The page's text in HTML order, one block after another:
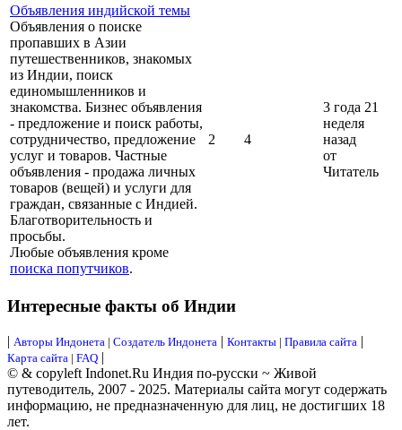
Объявления индийской темы
Объявления о поиске
пропавших в Азии
путешественников, знакомых
из Индии, поиск
единомышленников и
знакомства. Бизнес объявления
- предложение и поиск работы,
сотрудничество, предложение
услуг и товаров. Частные
объявления - продажа личных
товаров (вещей) и услуги для
граждан, связанные с Индией.
Благотворительность и
просьбы.
Любые объявления кроме
поиска попутчиков.
2 4
3 года 21
неделя
назад
от
Читатель
Интересные факты об Индии
| Авторы Индонета | Создатель Индонета | Контакты | Правила сайта |
Карта сайта | FAQ |
© & copyleft Indonet.Ru Индия по-русски ~ Живой
путеводитель, 2007 - 2025. Материалы сайта могут содержать
информацию, не предназначенную для лиц, не достигших 18
лет.